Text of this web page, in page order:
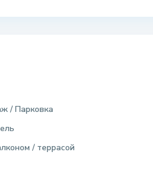
/ Парковка
/ террасой